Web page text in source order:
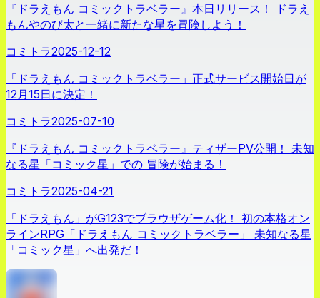
『ドラえもん コミックトラベラー』本日リリース！ ドラえ
もんやのび太と一緒に新たな星を冒険しよう！
コミトラ2025-12-12
「ドラえもん コミックトラベラー」正式サービス開始日が
12月15日に決定！
コミトラ2025-07-10
『ドラえもん コミックトラベラー』ティザーPV公開！ 未知
なる星「コミック星」での 冒険が始まる！
コミトラ2025-04-21
「ドラえもん」がG123でブラウザゲーム化！ 初の本格オン
ラインRPG「ドラえもん コミックトラベラー」 未知なる星
「コミック星」へ出発だ！